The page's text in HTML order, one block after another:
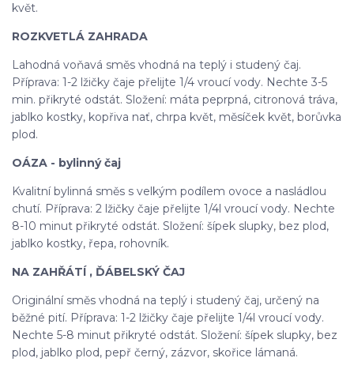
květ.
ROZKVETLÁ ZAHRADA
Lahodná voňavá směs vhodná na teplý i studený čaj.
Příprava: 1-2 lžičky čaje přelijte 1/4 vroucí vody. Nechte 3-5
min. přikryté odstát. Složení: máta peprpná, citronová tráva,
jablko kostky, kopřiva nať, chrpa květ, měsíček květ, borůvka
plod.
OÁZA - bylinný čaj
Kvalitní bylinná směs s velkým podílem ovoce a nasládlou
chutí. Příprava: 2 lžičky čaje přelijte 1/4l vroucí vody. Nechte
8-10 minut přikryté odstát. Složení: šípek slupky, bez plod,
jablko kostky, řepa, rohovník.
NA ZAHŘÁTÍ , ĎÁBELSKÝ ČAJ
Originální směs vhodná na teplý i studený čaj, určený na
běžné pití. Příprava: 1-2 lžičky čaje přelijte 1/4l vroucí vody.
Nechte 5-8 minut přikryté odstát. Složení: šípek slupky, bez
plod, jablko plod, pepř černý, zázvor, skořice lámaná.